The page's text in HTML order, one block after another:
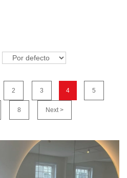
2 3 4 5
8 Next >